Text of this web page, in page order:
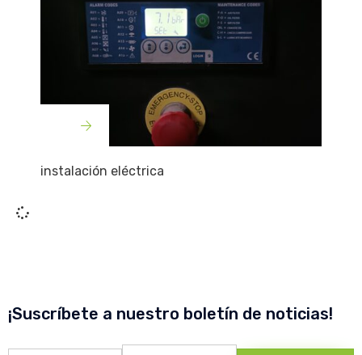
instalación eléctrica
¡Suscríbete a nuestro boletín de noticias!